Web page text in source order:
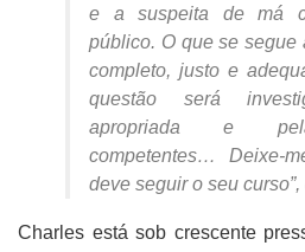
e a suspeita de má
público. O que se segue
completo, justo e
questão será
apropriada e
competentes… Deixe-
deve seguir o seu
Charles está sob crescente